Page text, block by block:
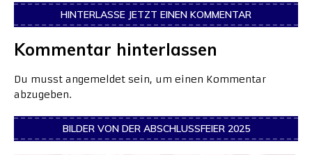
HINTERLASSE JETZT EINEN KOMMENTAR
Kommentar hinterlassen
Du musst angemeldet sein, um einen Kommentar
abzugeben.
BILDER VON DER ABSCHLUSSFEIER 2025